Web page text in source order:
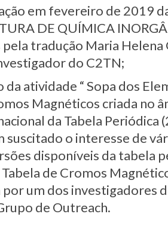
em fevereiro de 2019
DE QUÍMICA
tradução Maria Helena
do C2TN;
da atividade “ Sopa dos
Magnéticos criada no
da Tabela Periódica
suscitado o interesse de
disponíveis da tabela
de Cromos
um dos investigadores
de Outreach.